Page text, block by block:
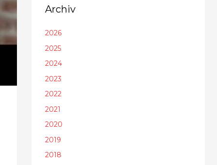
Archiv
2026
2025
2024
2023
2022
2021
2020
2019
2018